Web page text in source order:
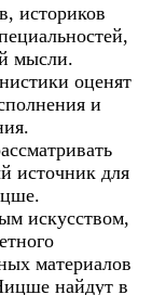
историков
мысли.
оценят
и
источник для
искусством,
материалов
найдут в